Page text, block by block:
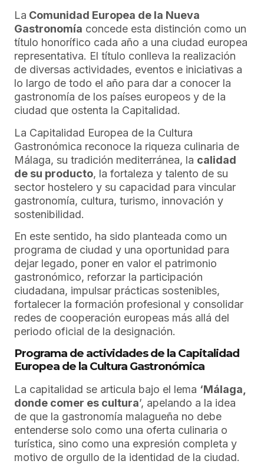
La Comunidad Europea de la Nueva
Gastronomía concede esta distinción como un
título honorífico cada año a una ciudad europea
representativa. El título conlleva la realización
de diversas actividades, eventos e iniciativas a
lo largo de todo el año para dar a conocer la
gastronomía de los países europeos y de la
ciudad que ostenta la Capitalidad.
La Capitalidad Europea de la Cultura
Gastronómica reconoce la riqueza culinaria de
Málaga, su tradición mediterránea, la calidad
de su producto, la fortaleza y talento de su
sector hostelero y su capacidad para vincular
gastronomía, cultura, turismo, innovación y
sostenibilidad.
En este sentido, ha sido planteada como un
programa de ciudad y una oportunidad para
dejar legado, poner en valor el patrimonio
gastronómico, reforzar la participación
ciudadana, impulsar prácticas sostenibles,
fortalecer la formación profesional y consolidar
redes de cooperación europeas más allá del
periodo oficial de la designación.
Programa de actividades de la Capitalidad
Europea de la Cultura Gastronómica
La capitalidad se articula bajo el lema ‘Málaga,
donde comer es cultura’, apelando a la idea
de que la gastronomía malagueña no debe
entenderse solo como una oferta culinaria o
turística, sino como una expresión completa y
motivo de orgullo de la identidad de la ciudad.